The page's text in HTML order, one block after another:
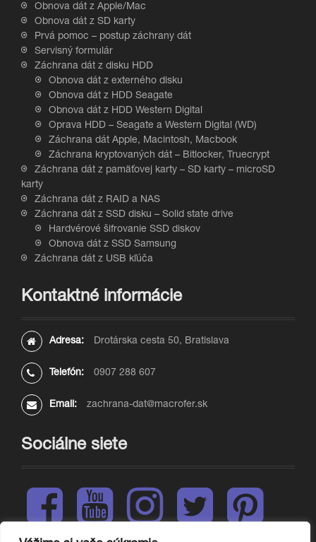
Obnova dát z Apple/Mac
Obnova dát z SD karty
Prvá pomoc – postup záchrany dát
Servisný formulár
Záchrana dát z disku HDD
Obnova dát z externého disku
Obnova dát z HDD Seagate
Obnova dát z HDD Western Digital
Oprava HDD – Seagate a Western Digital (WD)
Záchrana dát Apple, Macintosh, Macbook
Záchrana kryptovaných dát – Bitlocker, Truecrypt
Záchrana dát z pamäťovej karty – SD karty – microSD
karty
Záchrana dát z RAID a NAS
Záchrana dát z SSD disku – Solid state drive
Hardvérové šifrovanie SSD diskov
Obnova dát z SSD Samsung
Záchrana dát z USB kľúča
Kontaktné informácie
Adresa: Drotárska cesta 50, Bratislava
Telefón: 0907 288 607
Email: zachrana-dat@macrofer.sk
Sociálne siete
F
c
Y
u
s
T
i
P
n